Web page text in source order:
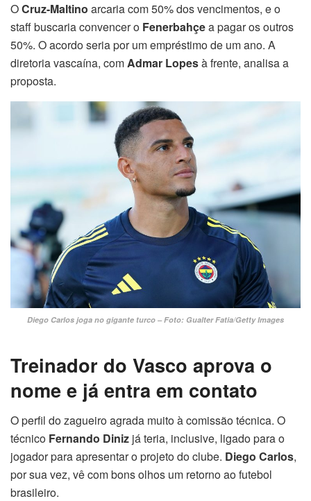
OCruz-Maltino arcaria com 50% dos vencimentos, e o
staff buscaria convencer o Fenerbahçea pagar os outros
50%. O acordo seria por um empréstimo de um ano. A
diretoria vascaína, comAdmar Lopesà frente, analisa a
proposta.
Diego Carlos joga no gigante turco – Foto: Gualter Fatia/Getty Images
Treinador do Vasco aprova o
nome e já entra em contato
O perfil do zagueiro agrada muito à comissão técnica. O
técnico Fernando Diniz já teria, inclusive, ligado para o
jogador para apresentar o projeto do clube. Diego Carlos,
por sua vez, vê com bons olhos um retorno ao futebol
brasileiro.